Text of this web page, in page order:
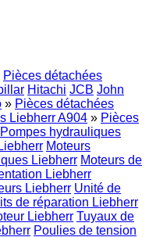
Pièces détachées
Hitachi JCB John
» Pièces détachées
Liebherr A904 » Pièces
Pompes hydrauliques
Moteurs
Liebherr Moteurs de
Liebherr
Liebherr Unité de
de réparation Liebherr
Liebherr Tuyaux de
Poulies de tension